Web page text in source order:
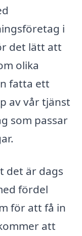
i
det lätt att
olika
fatta ett
av vår tjänst
som passar
det är dags
fördel
för att få in
att